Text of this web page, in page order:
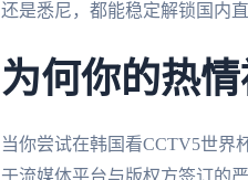
还是悉尼，都能稳定解锁国内
为何你的热情
当你尝试在韩国看CCTV5世界
于流媒体平台与版权方签订的